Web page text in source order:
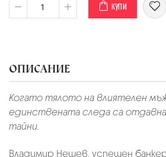
КУПИ
ОПИСАНИЕ
Когато тялото на влиятелен
единствената следа са
тайни.
Владимир Нешев, успешен